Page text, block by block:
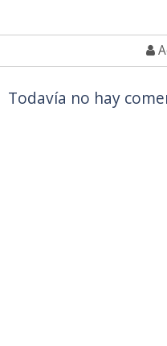
Todavía no hay